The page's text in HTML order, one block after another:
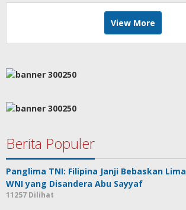
View More
Berita Populer
Panglima TNI: Filipina Janji Bebaskan Lima
WNI yang Disandera Abu Sayyaf
11257 Dilihat